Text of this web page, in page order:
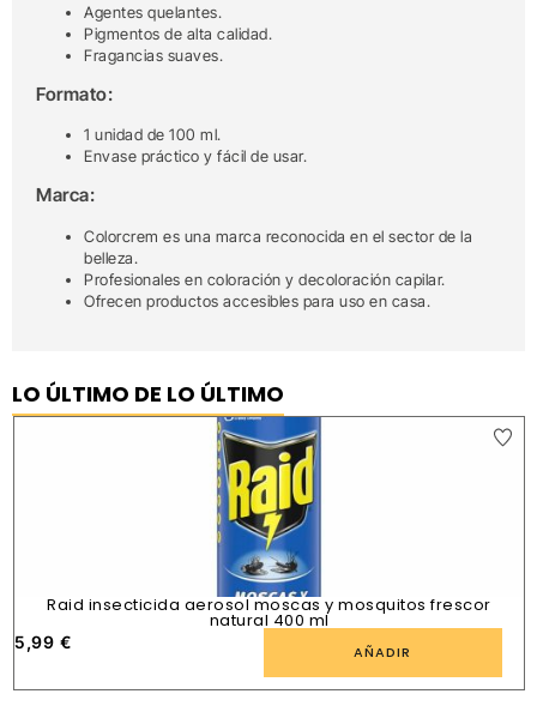
Agentes quelantes.
Pigmentos de alta calidad.
Fragancias suaves.
Formato:
1 unidad de 100 ml.
Envase práctico y fácil de usar.
Marca:
Colorcrem es una marca reconocida en el sector de la
belleza.
Profesionales en coloración y decoloración capilar.
Ofrecen productos accesibles para uso en casa.
LO ÚLTIMO DE LO ÚLTIMO
Raid insecticida aerosol moscas y mosquitos frescor
natural 400 ml
5,99 € AÑADIR